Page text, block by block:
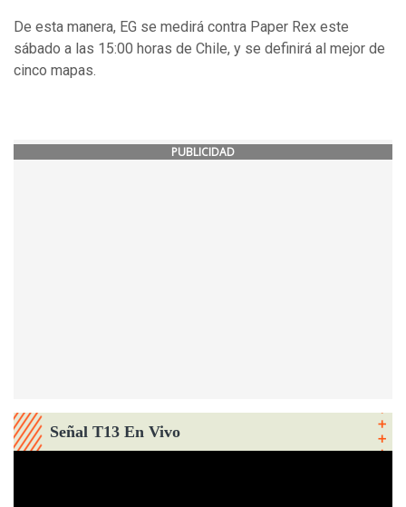
De esta manera, EG se medirá contra Paper Rex este
sábado a las 15:00 horas de Chile, y se definirá al mejor de
cinco mapas.
PUBLICIDAD
Señal T13 En Vivo